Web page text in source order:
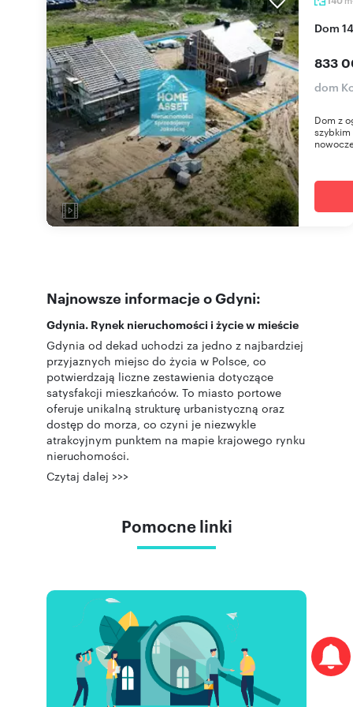
Dom
833
dom
Dom z
Najnowsze informacje o Gdyni:
Gdynia. Rynek nieruchomości i życie w mieście
Gdynia od dekad uchodzi za jedno z najbardziej
przyjaznych miejsc do życia w Polsce, co
potwierdzają liczne zestawienia dotyczące
satysfakcji mieszkańców. To miasto portowe
oferuje unikalną strukturę urbanistyczną oraz
dostęp do morza, co czyni je niezwykle
atrakcyjnym punktem na mapie krajowego rynku
nieruchomości.
Czytaj dalej >>>
Pomocne linki